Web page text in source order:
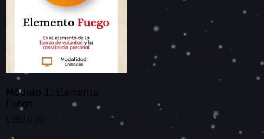
Módulo 1: Elemento
Fuego
$ 350.000